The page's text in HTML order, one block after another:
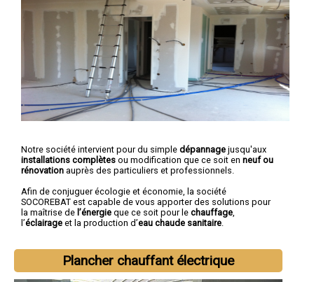
Notre société intervient pour du simple dépannage jusqu'aux
installations complètes ou modification que ce soit en neuf ou
rénovation auprès des particuliers et professionnels.
Afin de conjuguer écologie et économie, la société
SOCOREBAT est capable de vous apporter des solutions pour
la maîtrise de l’énergie que ce soit pour le chauffage
l’éclairage et la production d’eau chaude sanitaire
Plancher chauffant électrique